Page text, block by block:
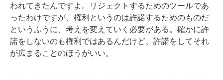
われてきたんですよ。リジェクトするためのツールであ
ったわけですが、権利というのは許諾するためのものだ
というふうに、考えを変えていく必要がある。確かに許
諾をしないのも権利ではあるんだけど、許諾をしてそれ
が広まることのほうがいい。